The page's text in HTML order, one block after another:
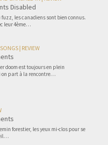
Disabled
fuzz, les canadiens sont bien connus.
leur 4ème…
| REVIEW
doom est toujours en plein
on part à la rencontre…
forestier, les yeux mi-clos pour se